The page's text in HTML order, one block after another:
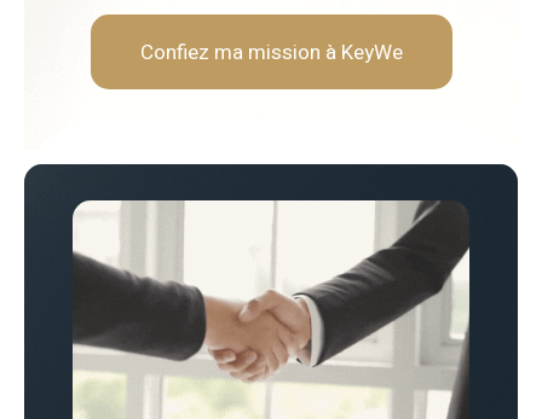
Confiez ma mission à KeyWe